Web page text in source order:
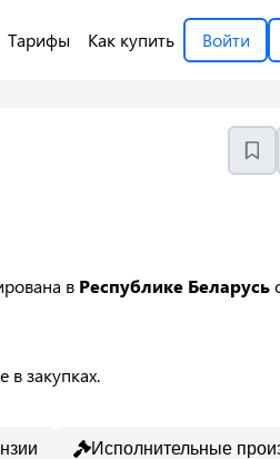
Тарифы Как купить Войти
в Республике Беларусь
в закупках.
Исполнительные